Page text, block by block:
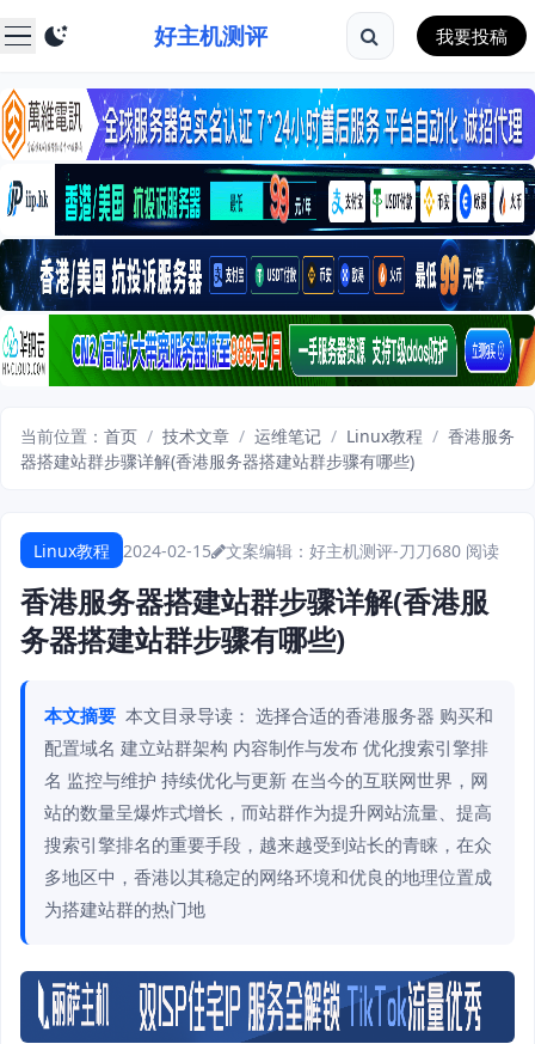
好主机测评 我要投稿
当前位置： 首页 / 技术文章 / 运维笔记 / Linux教程 / 香港服务
器搭建站群步骤详解(香港服务器搭建站群步骤有哪些)
Linux教程 2024-02-15 文案编辑：好主机测评-刀刀680 阅读
香港服务器搭建站群步骤详解(香港服
务器搭建站群步骤有哪些)
本文摘要 本文目录导读： 选择合适的香港服务器 购买和
配置域名 建立站群架构 内容制作与发布 优化搜索引擎排
名 监控与维护 持续优化与更新 在当今的互联网世界，网
站的数量呈爆炸式增长，而站群作为提升网站流量、提高
搜索引擎排名的重要手段，越来越受到站长的青睐，在众
多地区中，香港以其稳定的网络环境和优良的地理位置成
为搭建站群的热门地